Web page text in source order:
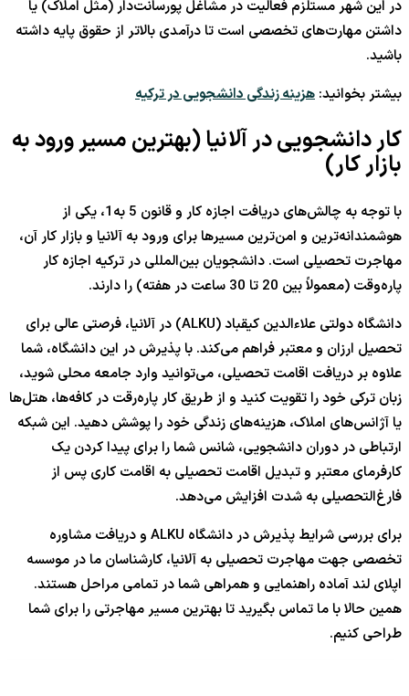
در این شهر مستلزم فعالیت در مشاغل پورسانت‌دار (مثل املاک) یا
داشتن مهارت‌های تخصصی است تا درآمدی بالاتر از حقوق پایه داشته
باشید.
بیشتر بخوانید: هزینه زندگی دانشجویی در ترکیه
کار دانشجویی در آلانیا (بهترین مسیر ورود به
بازار کار)
با توجه به چالش‌های دریافت اجازه کار و قانون 5 به1، یکی از
هوشمندانه‌ترین و امن‌ترین مسیرها برای ورود به آلانیا و بازار کار آن،
مهاجرت تحصیلی است. دانشجویان بین‌المللی در ترکیه اجازه کار
پاره‌وقت (معمولاً بین 20 تا 30 ساعت در هفته) را دارند.
دانشگاه دولتی علاءالدین کیقباد (ALKU) در آلانیا، فرصتی عالی برای
تحصیل ارزان و معتبر فراهم می‌کند. با پذیرش در این دانشگاه، شما
علاوه بر دریافت اقامت تحصیلی، می‌توانید وارد جامعه محلی شوید،
زبان ترکی خود را تقویت کنید و از طریق کار پاره‌رقت در کافه‌ها، هتل‌ها
یا آژانس‌های املاک، هزینه‌های زندگی خود را پوشش دهید. این شبکه
ارتباطی در دوران دانشجویی، شانس شما را برای پیدا کردن یک
کارفرمای معتبر و تبدیل اقامت تحصیلی به اقامت کاری پس از
فارغ‌التحصیلی به شدت افزایش می‌دهد.
برای بررسی شرایط پذیرش در دانشگاه ALKU و دریافت مشاوره
تخصصی جهت مهاجرت تحصیلی به آلانیا، کارشناسان ما در موسسه
اپلای لند آماده راهنمایی و همراهی شما در تمامی مراحل هستند.
همین حالا با ما تماس بگیرید تا بهترین مسیر مهاجرتی را برای شما
طراحی کنیم.